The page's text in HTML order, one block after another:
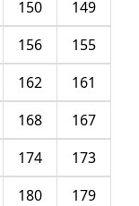
149
150
155
156
161
162
167
168
173
174
179
180